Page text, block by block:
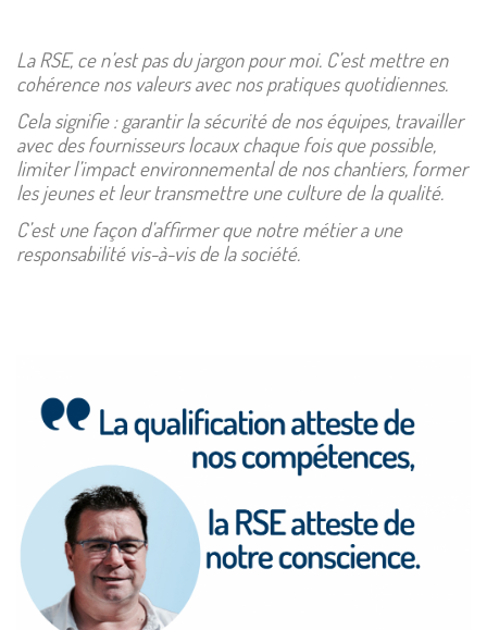
La RSE, ce n’est pas du jargon pour moi. C’est mettre en
cohérence nos valeurs avec nos pratiques quotidiennes.
Cela signifie : garantir la sécurité de nos équipes, travailler
avec des fournisseurs locaux chaque fois que possible,
limiter l’impact environnemental de nos chantiers, former
les jeunes et leur transmettre une culture de la qualité.
C’est une façon d’affirmer que notre métier a une
responsabilité vis-à-vis de la société.